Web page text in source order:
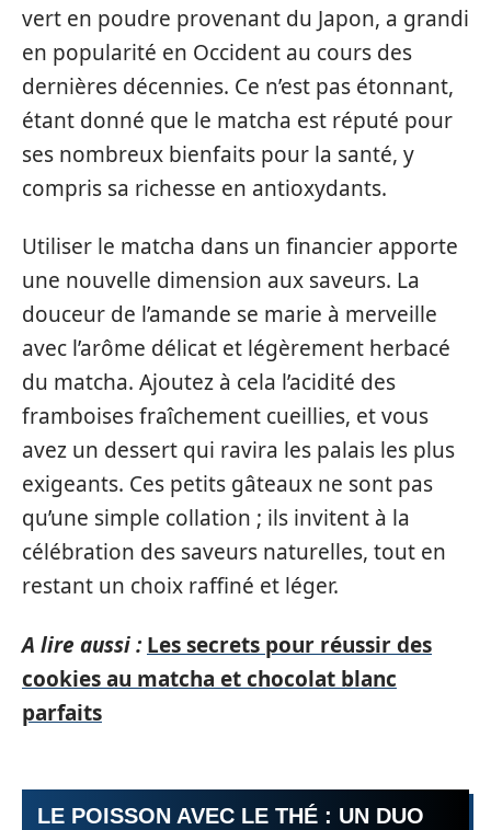
vert en poudre provenant du Japon, a grandi
en popularité en Occident au cours des
dernières décennies. Ce n’est pas étonnant,
étant donné que le matcha est réputé pour
ses nombreux bienfaits pour la santé, y
compris sa richesse en antioxydants.
Utiliser le matcha dans un financier apporte
une nouvelle dimension aux saveurs. La
douceur de l’amande se marie à merveille
avec l’arôme délicat et légèrement herbacé
du matcha. Ajoutez à cela l’acidité des
framboises fraîchement cueillies, et vous
avez un dessert qui ravira les palais les plus
exigeants. Ces petits gâteaux ne sont pas
qu’une simple collation ; ils invitent à la
célébration des saveurs naturelles, tout en
restant un choix raffiné et léger.
A lire aussi : Les secrets pour réussir des
cookies au matcha et chocolat blanc
parfaits
LE POISSON AVEC LE THÉ : UN DUO